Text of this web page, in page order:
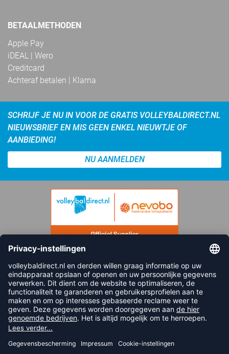
BETAALMETHODEN
Apple Pay
iDEAL | Wero
Creditcard
Achteraf betalen | Klarna
SCHRIJF JE NU IN VOOR DE GRATIS VOLLEYBALDIRECT.NL
NIEUWSBRIEF EN MIS GEEN ENKEL NIEUWTJE OF
AANBIEDING!
NU AANMELDEN
FOLLOW US